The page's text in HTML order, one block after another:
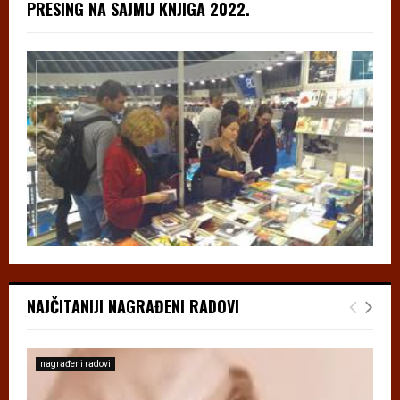
PRESING NA SAJMU KNJIGA 2022.
NAJČITANIJI NAGRAĐENI RADOVI
nagrađeni radovi